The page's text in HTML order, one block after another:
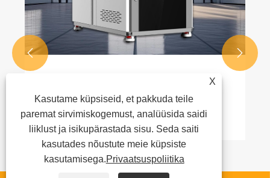
Vaata rohkem >>
 
X
Kasutame küpsiseid, et pakkuda teile
paremat sirvimiskogemust, analüüsida saidi
liiklust ja isikupärastada sisu. Seda saiti
kasutades nõustute meie küpsiste
kasutamisega.Privaatsuspoliitika